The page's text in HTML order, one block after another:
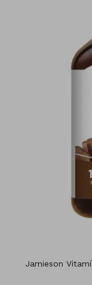
Jamieson